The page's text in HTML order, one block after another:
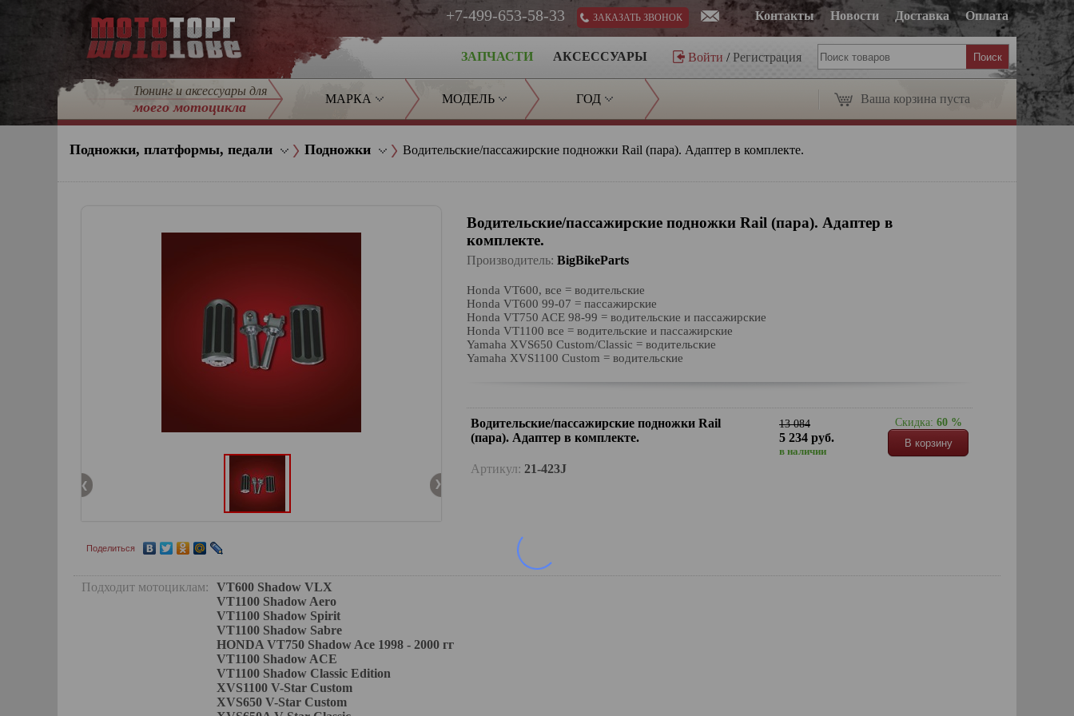
Оплата
Доставка
Новости
Контакты
ЗАКАЗАТЬ ЗВОНОК
+7-499-653-58-33
Войти /Регистрация
АКСЕССУАРЫ
ЗАПЧАСТИ
Тюнинг и аксессуары для
моего мотоцикла
МАРКА МОДЕЛЬ ГОД Ваша корзина пуста
Подножки, платформы, педали Подножки Водительские/пассажирские подножки Rail (пара). Адаптер в комплекте.
Водительские/пассажирские подножки Rail (пара). Адаптер в
комплекте.
Производитель: BigBikeParts
Honda VT600, все = водительские
Honda VT600 99-07 = пассажирские
Honda VT750 ACE 98-99 = водительские и пассажирские
Honda VT1100 все = водительские и пассажирские
Yamaha XVS650 Custom/Classic = водительские
Yamaha XVS1100 Custom = водительские
Водительские/пассажирские подножки Rail
(пара). Адаптер в комплекте.
13 084
5 234 руб.
в наличии
Скидка: 60 %
В корзину
Артикул: 21-423J
Поделиться
Подходит мотоциклам:
VT600 Shadow VLX
VT1100 Shadow Aero
VT1100 Shadow Spirit
VT1100 Shadow Sabre
HONDA VT750 Shadow Ace 1998 - 2000 гг
VT1100 Shadow ACE
VT1100 Shadow Classic Edition
XVS1100 V-Star Custom
XVS650 V-Star Custom